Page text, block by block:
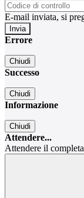
E-mail inviata, si
Errore
Chiudi
Successo
Chiudi
Informazione
Chiudi
Attendere...
Attendere il